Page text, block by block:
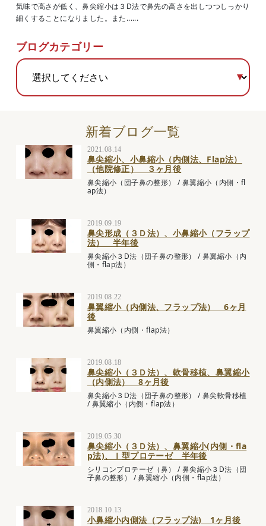
気味で高さが低く、鼻尖縮小は３D法で鼻先の高さを出しつつしっかり
細くすることになりました。また......
ブログカテゴリー
新着ブログ一覧
2021.08.14
鼻尖縮小、小鼻縮小（内側法、Flap法）
（他院修正） ３ヶ月後
鼻尖縮小（団子鼻の整形） /鼻翼縮小（内側・fl
ap法）
2019.09.19
鼻尖形成（３Ｄ法）、小鼻縮小（フラップ
法） 半年後
鼻尖縮小３D法（団子鼻の整形） /鼻翼縮小（内
側・flap法）
2019.08.22
鼻翼縮小（内側法、フラップ法） 6ヶ月
後
鼻翼縮小（内側・flap法）
2019.08.18
鼻尖縮小（３Ｄ法）、軟骨移植、鼻翼縮小
（内側法） 8ヶ月後
鼻尖縮小３D法（団子鼻の整形） /鼻尖軟骨移植
/鼻翼縮小（内側・flap法）
2019.05.30
鼻尖縮小（３Ｄ法）、鼻翼縮小(内側・fla
p法)、Ｉ型プロテーゼ 半年後
シリコンプロテーゼ（鼻） /鼻尖縮小３D法（団
子鼻の整形）
/鼻翼縮小（内側・flap法）
2018.10.13
小鼻縮小内側法（フラップ法) 1ヶ月後